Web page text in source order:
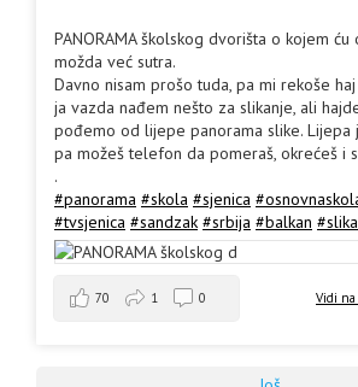
PANORAMA školskog dvorišta o kojem ću
možda već sutra.
Davno nisam prošo tuda, pa mi rekoše
ja vazda nađem nešto za slikanje, ali
pođemo od lijepe panorama slike. Lijepa
pa možeš telefon da pomeraš, okrećeš i
.
#panorama #skola #sjenica
#tvsjenica #sandzak #srbija #balkan
Vidi na
70 1 0